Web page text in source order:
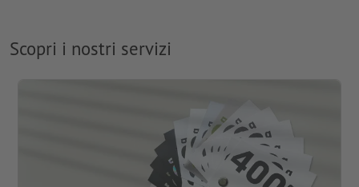
Scopri i nostri servizi